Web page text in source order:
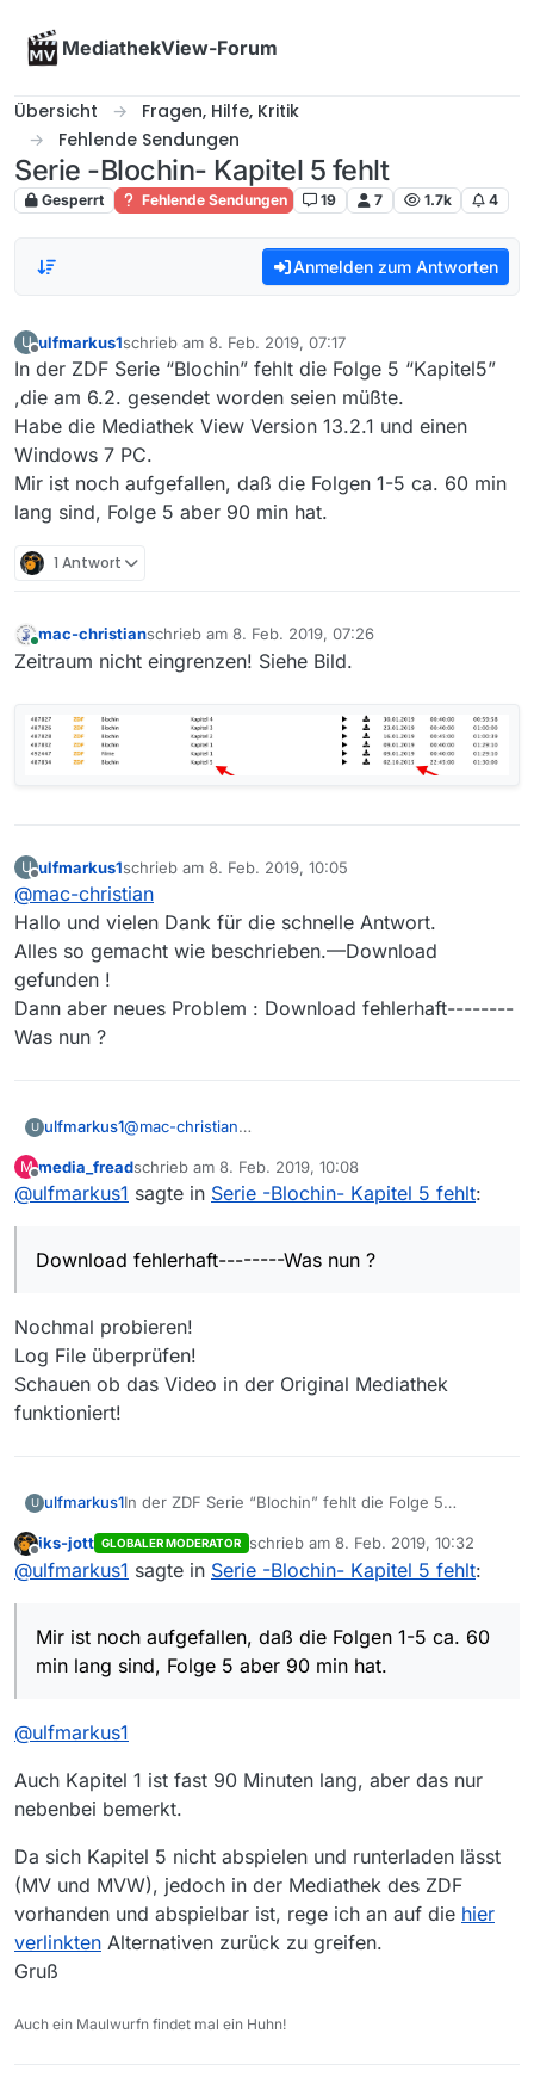
MediathekView-Forum
Übersicht
Fragen, Hilfe, Kritik
Fehlende Sendungen
Serie -Blochin- Kapitel 5 fehlt
Gesperrt Fehlende Sendungen 19 7 1.7k 4
Anmelden zum Antworten
U
Offline
ulfmarkus1schrieb am 8. Feb. 2019, 07:17
zuletzt editiert von
In der ZDF Serie “Blochin” fehlt die Folge 5 “Kapitel5”
,die am 6.2. gesendet worden seien müßte.
Habe die Mediathek View Version 13.2.1 und einen
Windows 7 PC.
Mir ist noch aufgefallen, daß die Folgen 1-5 ca. 60 min
lang sind, Folge 5 aber 90 min hat.
1 Antwort
Online
mac-christianschrieb am 8. Feb. 2019, 07:26
zuletzt editiert von
Zeitraum nicht eingrenzen! Siehe Bild.
U ulfmarkus1schrieb am 8. Feb. 2019, 10:05
zuletzt editiert von
@mac-christian
Hallo und vielen Dank für die schnelle Antwort.
Alles so gemacht wie beschrieben.—Download
gefunden !
Dann aber neues Problem : Download fehlerhaft--------
Was nun ?
U ulfmarkus1@mac-christian
Alles so gemacht wie beschrieben.—Download
gefunden !
M
Offline
media_freadschrieb am 8. Feb. 2019, 10:08
zuletzt editiert von
@ulfmarkus1 sagte in Serie -Blochin- Kapitel 5 fehlt:
Download fehlerhaft--------Was nun ?
Nochmal probieren!
Log File überprüfen!
Schauen ob das Video in der Original Mediathek
funktioniert!
U ulfmarkus1In der ZDF Serie “Blochin” fehlt die Folge 5
müßte.
Habe die Mediathek View Version 13.2.1 und einen
min lang sind, Folge 5 aber 90 min hat.
Offline
iks-jott GLOBALER MODERATOR schrieb am 8. Feb. 2019, 10:32
zuletzt editiert von
@ulfmarkus1 sagte in Serie -Blochin- Kapitel 5 fehlt:
Mir ist noch aufgefallen, daß die Folgen 1-5 ca. 60
min lang sind, Folge 5 aber 90 min hat.
@ulfmarkus1
Auch Kapitel 1 ist fast 90 Minuten lang, aber das nur
nebenbei bemerkt.
Da sich Kapitel 5 nicht abspielen und runterladen lässt
(MV und MVW), jedoch in der Mediathek des ZDF
vorhanden und abspielbar ist, rege ich an auf die hier
verlinkten Alternativen zurück zu greifen.
Gruß
Auch ein Maulwurfn findet mal ein Huhn!